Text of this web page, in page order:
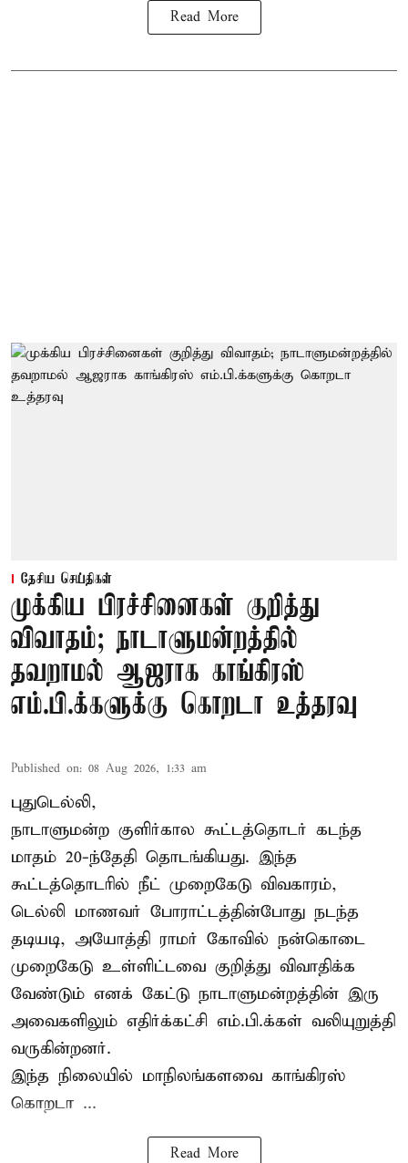
Read More
தேசிய செய்திகள்
முக்கிய பிரச்சினைகள் குறித்து
விவாதம்; நாடாளுமன்றத்தில்
தவறாமல் ஆஜராக காங்கிரஸ்
எம்.பி.க்களுக்கு கொறடா உத்தரவு
Published on: 08 Aug 2026, 1:33 am
புதுடெல்லி,
நாடாளுமன்ற குளிர்கால கூட்டத்தொடர் கடந்த
மாதம் 20-ந்தேதி தொடங்கியது. இந்த
கூட்டத்தொடரில் நீட் முறைகேடு விவகாரம்,
டெல்லி மாணவர் போராட்டத்தின்போது நடந்த
தடியடி, அயோத்தி ராமர் கோவில் நன்கொடை
முறைகேடு உள்ளிட்டவை குறித்து விவாதிக்க
வேண்டும் எனக் கேட்டு நாடாளுமன்றத்தின் இரு
அவைகளிலும் எதிர்க்கட்சி எம்.பி.க்கள் வலியுறுத்தி
வருகின்றனர்.
இந்த நிலையில் மாநிலங்களவை காங்கிரஸ்
கொறடா ...
Read More